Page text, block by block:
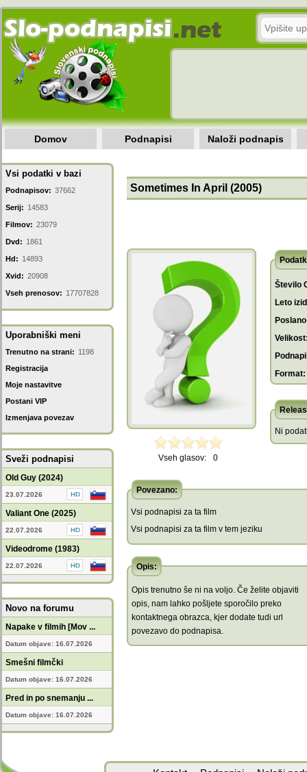
Domov Podnapisi Naloži podnapis
Vsi podatki v bazi
Podnapisov: 37662
Serij: 14583
Filmov: 23079
Dvd: 1861
Hd: 14893
Xvid: 20908
Vseh prenosov: 17707828
Uporabniški meni
Trenutno na strani: 1198
Registracija
Moje nastavitve
Postani VIP
Izmenjava povezav
Sveži podnapisi
Old Guy (2024)
23.07.2026
Valiant One (2025)
22.07.2026
Videodrome (1983)
22.07.2026
Novo na forumu
Napake v filmih [Mov ...
Datum objave: 16.07.2026
Smešni filmčki
Datum objave: 16.07.2026
Pred in po snemanju ...
Datum objave: 16.07.2026
Sometimes In April (2005)
Vseh glasov: 0
Število
Leto
Format:
Ni
Povezano:
Vsi podnapisi za ta film
Vsi podnapisi za ta film v tem jeziku
Opis:
Opis trenutno še ni na voljo. Če želite objaviti
opis, nam lahko pošljete sporočilo preko
kontaktnega obrazca, kjer dodate tudi url
povezavo do podnapisa.